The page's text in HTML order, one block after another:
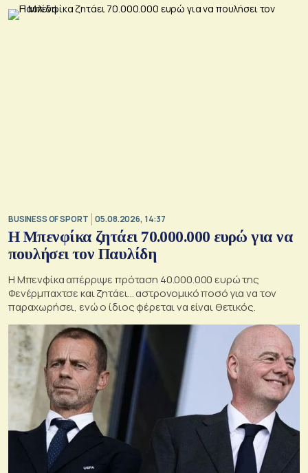
BUSINESS OF SPORT 05.08.2026, 14:37
Η Μπενφίκα ζητάει 70.000.000 ευρώ για να
πουλήσει τον Παυλίδη
Η Μπενφίκα απέρριψε πρόταση 40.000.000 ευρώ της
Φενέρμπαχτσε και ζητάει… αστρονομικό ποσό για να τον
παραχωρήσει, ενώ ο ίδιος φέρεται να είναι θετικός.